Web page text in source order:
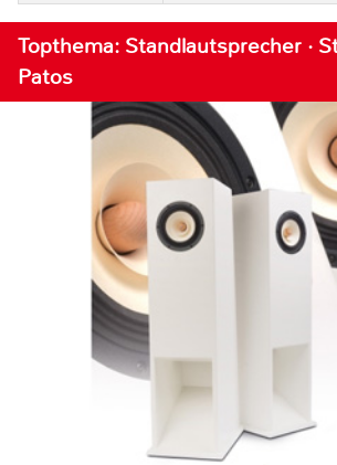
Topthema: Standlautsprecher ·
Patos